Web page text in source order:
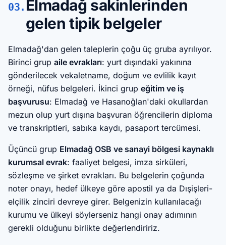
03. Elmadağ sakinlerinden
gelen tipik belgeler
Elmadağ'dan gelen taleplerin çoğu üç gruba ayrılıyor.
Birinci grup aile evrakları: yurt dışındaki yakınına
gönderilecek vekaletname, doğum ve evlilik kayıt
örneği, nüfus belgeleri. İkinci grup eğitim ve iş
başvurusu: Elmadağ ve Hasanoğlan'daki okullardan
mezun olup yurt dışına başvuran öğrencilerin diploma
ve transkriptleri, sabıka kaydı, pasaport tercümesi.
Üçüncü grup Elmadağ OSB ve sanayi bölgesi kaynaklı
kurumsal evrak: faaliyet belgesi, imza sirküleri,
sözleşme ve şirket evrakları. Bu belgelerin çoğunda
noter onayı, hedef ülkeye göre apostil ya da Dışişleri-
elçilik zinciri devreye girer. Belgenizin kullanılacağı
kurumu ve ülkeyi söylerseniz hangi onay adımının
gerekli olduğunu birlikte değerlendiririz.